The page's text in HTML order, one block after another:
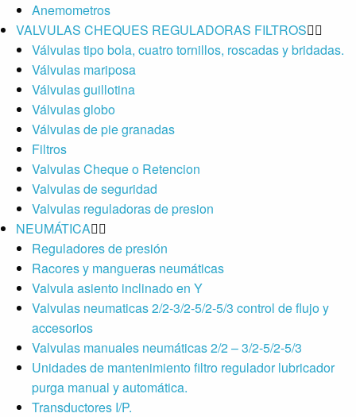
Anemometros
VALVULAS CHEQUES REGULADORAS FILTROS
Válvulas tipo bola, cuatro tornillos, roscadas y bridadas.
Válvulas mariposa
Válvulas guillotina
Válvulas globo
Válvulas de pie granadas
Filtros
Valvulas Cheque o Retencion
Valvulas de seguridad
Valvulas reguladoras de presion
NEUMÁTICA
Reguladores de presión
Racores y mangueras neumáticas
Valvula asiento inclinado en Y
Valvulas neumaticas 2/2-3/2-5/2-5/3 control de flujo y
accesorios
Valvulas manuales neumáticas 2/2 – 3/2-5/2-5/3
Unidades de mantenimiento filtro regulador lubricador
purga manual y automática.
Transductores I/P.